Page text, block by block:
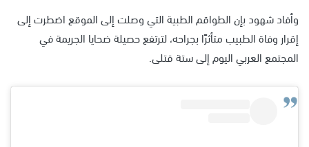
وأفاد شهود بإن الطواقم الطبية التي وصلت إلى الموقع اضطرت إلى
إقرار وفاة الطبيب متأثرًا بجراحه، لترتفع حصيلة ضحايا الجريمة في
المجتمع العربي اليوم إلى ستة قتلى.